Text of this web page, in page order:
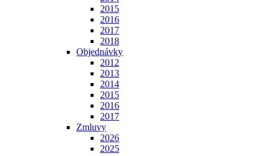
2015
2016
2017
2018
Objednávky
2012
2013
2014
2015
2016
2017
Zmluvy
2026
2025